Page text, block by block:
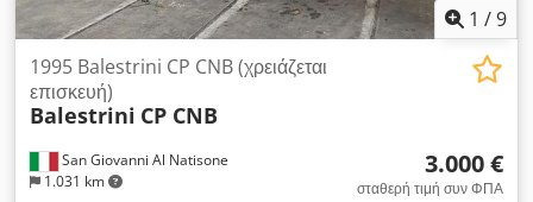
1 /9
San Giovanni Al Natisone
1.031 km
1995 Balestrini CP CNB (χρειάζεται
επισκευή)
Balestrini CP CNB
3.000 €
σταθερή τιμή συν ΦΠΑ